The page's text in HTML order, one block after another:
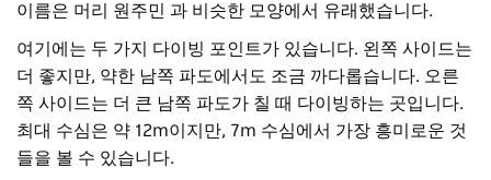
이름은 머리 원주민 과 비슷한 모양에서 유래했습니다.
여기에는 두 가지 다이빙 포인트가 있습니다. 왼쪽 사이드는
더 좋지만, 약한 남쪽 파도에서도 조금 까다롭습니다. 오른
쪽 사이드는 더 큰 남쪽 파도가 칠 때 다이빙하는 곳입니다.
최대 수심은 약 12m이지만, 7m 수심에서 가장 흥미로운 것
들을 볼 수 있습니다.